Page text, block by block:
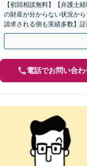
【初回相談無料】【弁護士
の財産が分からない状況か
請求される側も実績多数】
ん台駅徒歩5分】
電話でお問い合わ